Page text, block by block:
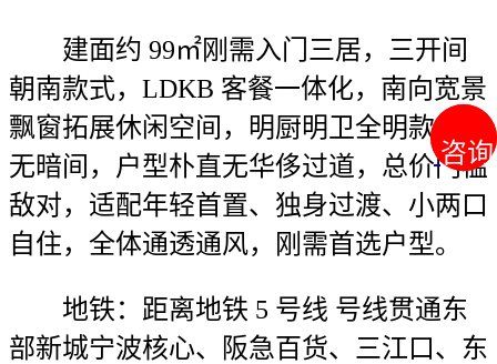
咨询
咨询
建面约 99㎡刚需入门三居，三开间
朝南款式，LDKB 客餐一体化，南向宽景
飘窗拓展休闲空间，明厨明卫全明款式，
无暗间，户型朴直无华侈过道，总价门槛
敌对，适配年轻首置、独身过渡、小两口
自住，全体通透通风，刚需首选户型。
地铁：距离地铁 5 号线 号线贯通东
部新城宁波核心、阪急百货、三江口、东